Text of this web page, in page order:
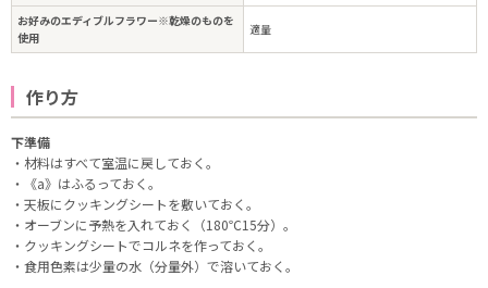
お好みのエディブルフラワー※乾燥のものを
使用
適量
作り方
下準備
・材料はすべて室温に戻しておく。
・《a》はふるっておく。
・天板にクッキングシートを敷いておく。
・オーブンに予熱を入れておく（180℃15分）。
・クッキングシートでコルネを作っておく。
・食用色素は少量の水（分量外）で溶いておく。